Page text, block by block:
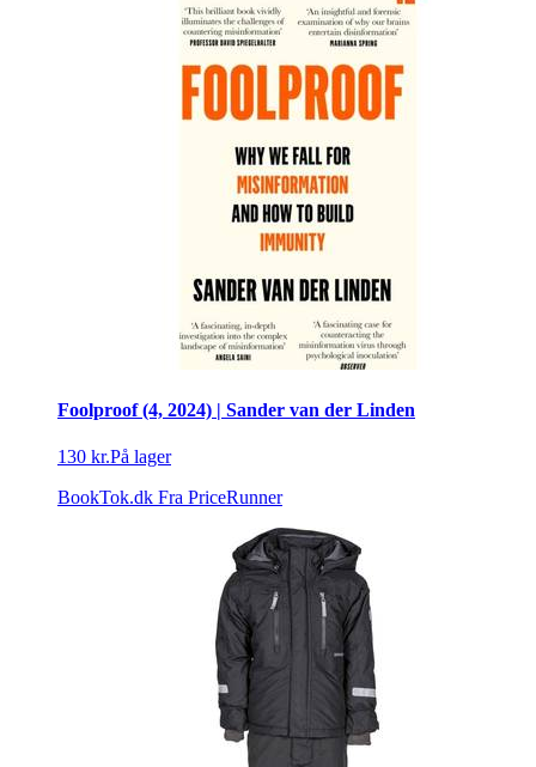
Foolproof (4, 2024) | Sander van der Linden
130 kr.På lager
BookTok.dk Fra PriceRunner